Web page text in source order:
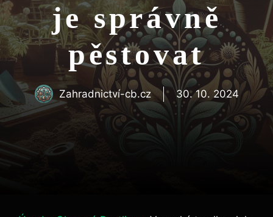
je správně
pěstovat
Zahradnictví-cb.cz 30. 10. 2024